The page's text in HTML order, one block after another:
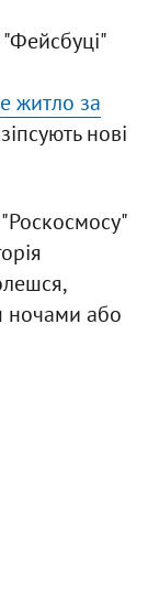
житло за
нові
ночами або